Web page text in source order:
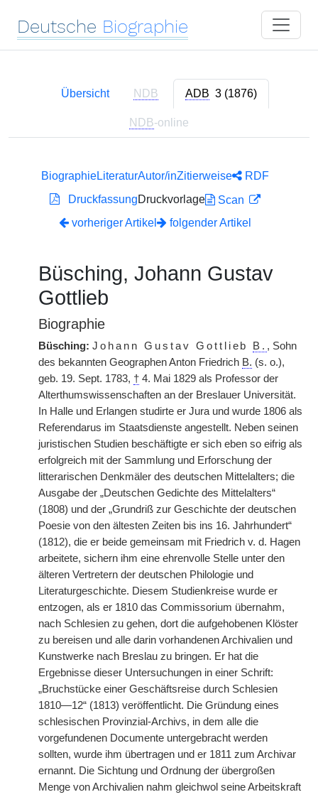
Deutsche Biographie
Übersicht NDB ADB 3 (1876)
NDB-online
BiographieLiteraturAutor/inZitierweise
RDF
DruckfassungDruckvorlage
Scan
vorheriger Artikel
folgender Artikel
Büsching, Johann Gustav
Gottlieb
Biographie
Büsching: Johann Gustav Gottlieb B. , Sohn
des bekannten Geographen Anton Friedrich B. (s. o.),
geb. 19. Sept. 1783, † 4. Mai 1829 als Professor der
Alterthumswissenschaften an der Breslauer Universität.
In Halle und Erlangen studirte er Jura und wurde 1806 als
Referendarus im Staatsdienste angestellt. Neben seinen
juristischen Studien beschäftigte er sich eben so eifrig als
erfolgreich mit der Sammlung und Erforschung der
litterarischen Denkmäler des deutschen Mittelalters; die
Ausgabe der „Deutschen Gedichte des Mittelalters“
(1808) und der „Grundriß zur Geschichte der deutschen
Poesie von den ältesten Zeiten bis ins 16. Jahrhundert“
(1812), die er beide gemeinsam mit Friedrich v. d. Hagen
arbeitete, sichern ihm eine ehrenvolle Stelle unter den
älteren Vertretern der deutschen Philologie und
Literaturgeschichte. Diesem Studienkreise wurde er
entzogen, als er 1810 das Commissorium übernahm,
nach Schlesien zu gehen, dort die aufgehobenen Klöster
zu bereisen und alle darin vorhandenen Archivalien und
Kunstwerke nach Breslau zu bringen. Er hat die
Ergebnisse dieser Untersuchungen in einer Schrift:
„Bruchstücke einer Geschäftsreise durch Schlesien
1810—12“ (1813) veröffentlicht. Die Gründung eines
schlesischen Provinzial-Archivs, in dem alle die
vorgefundenen Documente untergebracht werden
sollten, wurde ihm übertragen und er 1811 zum Archivar
ernannt. Die Sichtung und Ordnung der übergroßen
Menge von Archivalien nahm gleichwol seine Arbeitskraft